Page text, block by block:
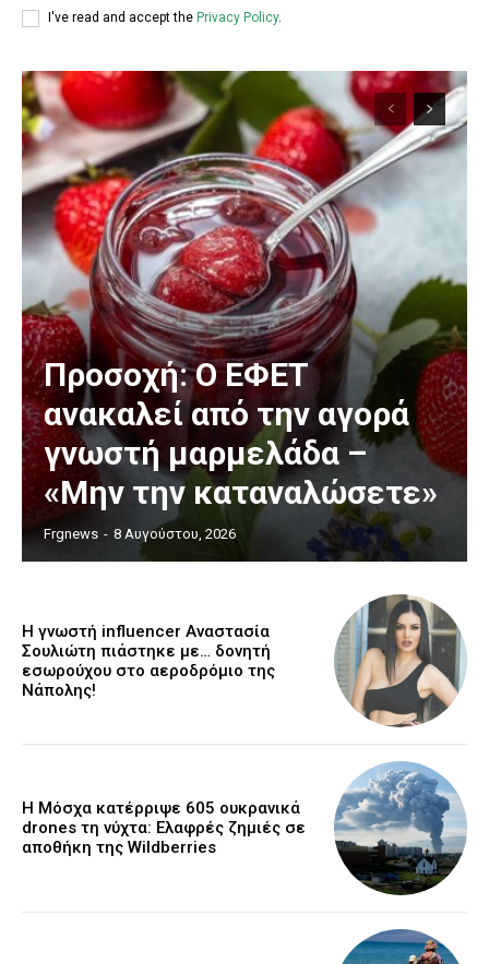
I've read and accept the Privacy Policy.
Προσοχή: Ο ΕΦΕΤ
ανακαλεί από την αγορά
γνωστή μαρμελάδα –
«Μην την καταναλώσετε»
Frgnews - 8 Αυγούστου, 2026
Η γνωστή influencer Αναστασία
Σουλιώτη πιάστηκε με… δονητή
εσωρούχου στο αεροδρόμιο της
Νάπολης!
Η Μόσχα κατέρριψε 605 ουκρανικά
drones τη νύχτα: Ελαφρές ζημιές σε
αποθήκη της Wildberries